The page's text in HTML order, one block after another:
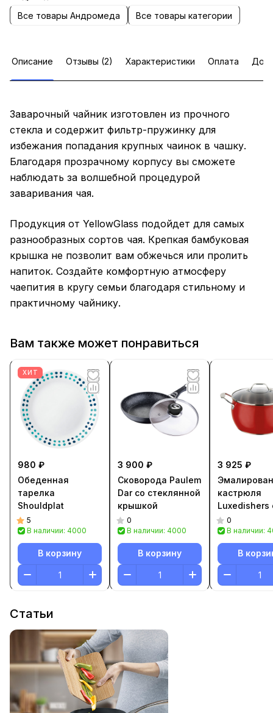
Все товары Андромеда Все товары категории
Описание Отзывы (2) Характеристики Оплата
Заварочный чайник изготовлен из прочного
стекла и содержит фильтр-пружинку для
избежания попадания крупных чаинок в чашку.
Благодаря прозрачному корпусу вы сможете
наблюдать за волшебной процедурой
заваривания чая.
Продукция от YellowGlass подойдет для самых
разнообразных сортов чая. Крепкая бамбуковая
крышка не позволит вам обжечься или пролить
напиток. Создайте комфортную атмосферу
чаепития в кругу семьи благодаря стильному и
практичному чайнику.
Вам также может понравиться
ХИТ
980 ₽
Обеденная
тарелка
Shouldplat
5
В наличии: 4000
В корзину
3 900 ₽
Сковорода Paulem
Dar со стеклянной
крышкой
0
В наличии: 4000
В корзину
3 925 ₽
кастрюля
Luxedishers
крышкой
0
В наличии:
В
Статьи